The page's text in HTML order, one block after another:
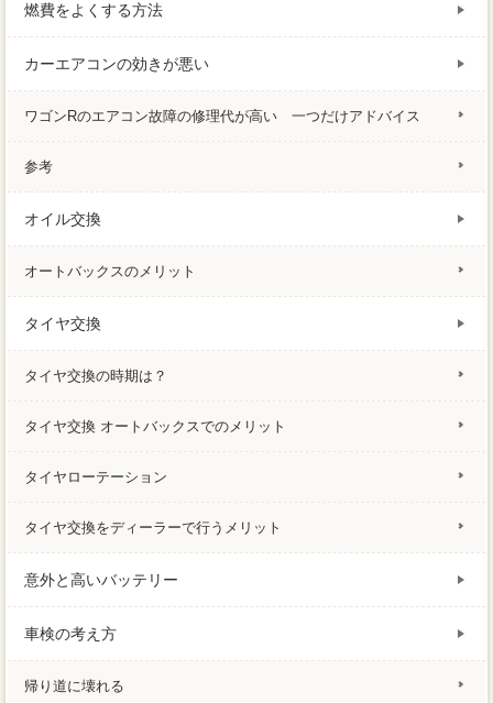
燃費をよくする方法
カーエアコンの効きが悪い
ワゴンRのエアコン故障の修理代が高い 一つだけアドバイス
参考
オイル交換
オートバックスのメリット
タイヤ交換
タイヤ交換の時期は？
タイヤ交換 オートバックスでのメリット
タイヤローテーション
タイヤ交換をディーラーで行うメリット
意外と高いバッテリー
車検の考え方
帰り道に壊れる